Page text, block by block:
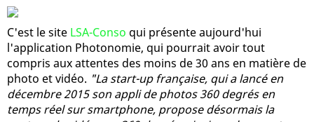
C'est le site LSA-Conso qui présente aujourd'hui
l'application Photonomie, qui pourrait avoir tout
compris aux attentes des moins de 30 ans en matière de
photo et vidéo. "La start-up française, qui a lancé en
décembre 2015 son appli de photos 360 degrés en
temps réel sur smartphone, propose désormais la